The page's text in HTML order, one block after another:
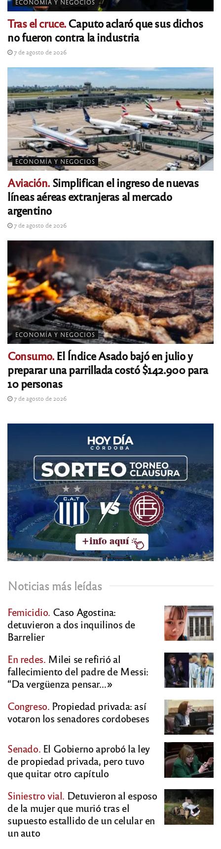
ECONOMÍA Y NEGOCIOS
Tras el cruce.Caputo aclaró que sus dichos
no fueron contra la industria
7 de agosto de 2026
ECONOMÍA Y NEGOCIOS
Aviación. Simplifican el ingreso de nuevas
líneas aéreas extranjeras al mercado
argentino
7 de agosto de 2026
ECONOMÍA Y NEGOCIOS
Consumo.El Índice Asado bajó en julio y
preparar una parrillada costó $142.900 para
10 personas
7 de agosto de 2026
Noticias más leídas
Femicidio. Caso Agostina:
detuvieron a dos inquilinos de
Barrelier
En redes. Milei se refirió al
fallecimiento del padre de Messi:
“Da vergüenza pensar…»
Congreso. Propiedad privada: así
votaron los senadores cordobeses
Senado. El Gobierno aprobó la ley
de propiedad privada, pero tuvo
que quitar otro capítulo
Siniestro vial. Detuvieron al esposo
de la mujer que murió tras el
supuesto estallido de un celular en
un auto